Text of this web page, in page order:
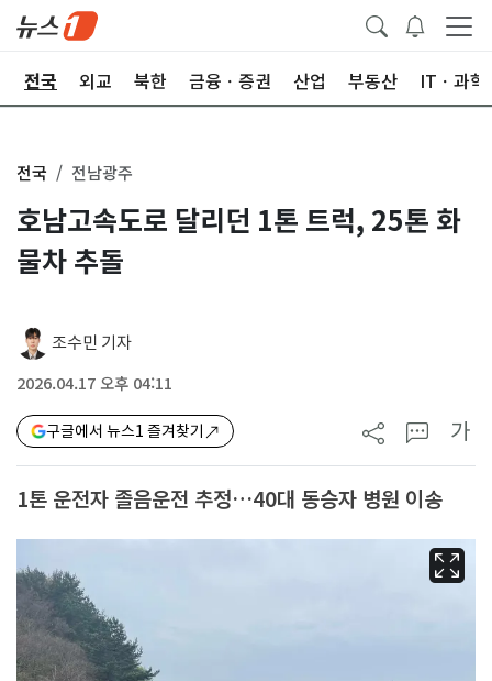
전국 외교 북한 금융ㆍ증권 산업 부동산 ITㆍ과학
전국 전남광주
호남고속도로 달리던 1톤 트럭, 25톤 화
물차 추돌
조수민 기자
2026.04.17 오후 04:11
구글에서 뉴스1 즐겨찾기 가
1톤 운전자 졸음운전 추정…40대 동승자 병원 이송